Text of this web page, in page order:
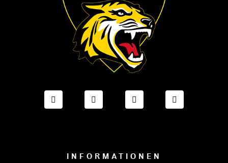
FACEBOOK ONESTO TIGERS BAYREUTH
INSTAGRAM ONESTO TIGERS
TIKTOK ONESTO
INFORMATIONEN